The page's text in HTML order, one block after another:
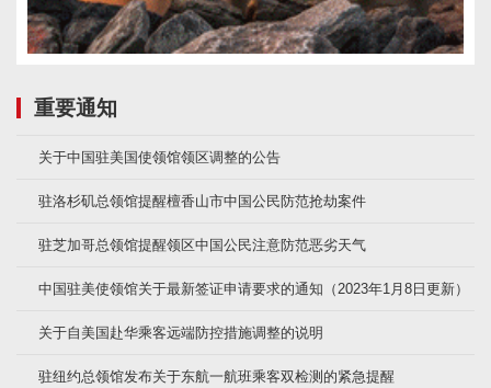
重要通知
关于中国驻美国使领馆领区调整的公告
驻洛杉矶总领馆提醒檀香山市中国公民防范抢劫案件
驻芝加哥总领馆提醒领区中国公民注意防范恶劣天气
中国驻美使领馆关于最新签证申请要求的通知（2023年1月8日更新）
关于自美国赴华乘客远端防控措施调整的说明
驻纽约总领馆发布关于东航一航班乘客双检测的紧急提醒